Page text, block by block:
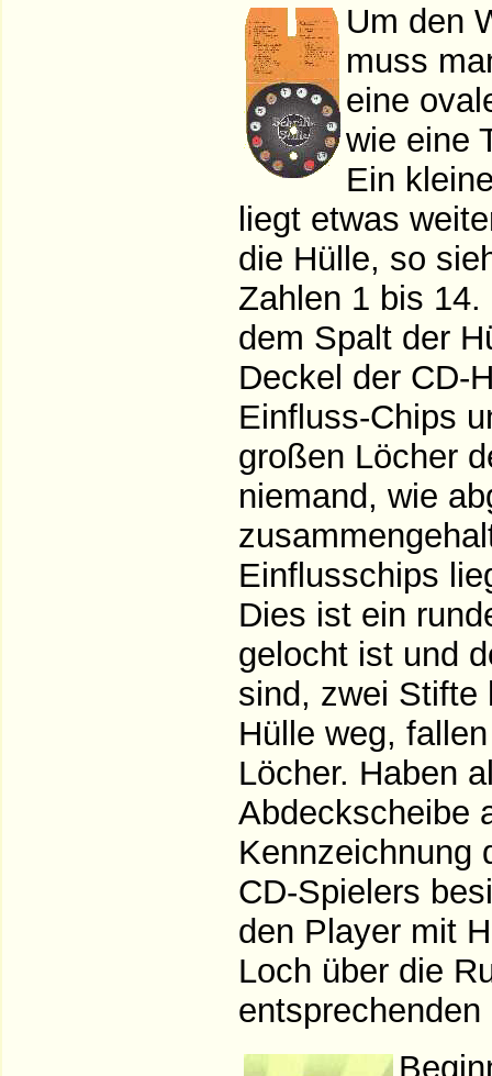
Um den
muss
eine
wie eine
Ein
liegt etwas
die Hülle, so
Zahlen 1 bis
dem Spalt der
Deckel der CD-
Einfluss-Chips
großen Löcher
niemand, wie
Einflusschips
Dies ist ein
gelocht ist und
sind, zwei Stifte
Hülle weg,
Löcher. Haben
Abdeckscheibe
Kennzeichnung
CD-Spielers
den Player mit
Loch über die